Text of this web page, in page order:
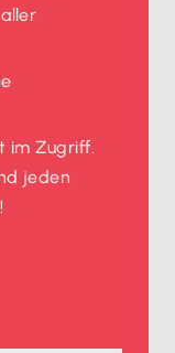
im Zugriff.
jeden